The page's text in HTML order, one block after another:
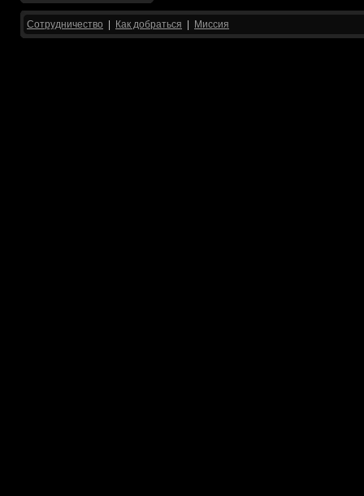
Сотрудничество Как добраться Миссия